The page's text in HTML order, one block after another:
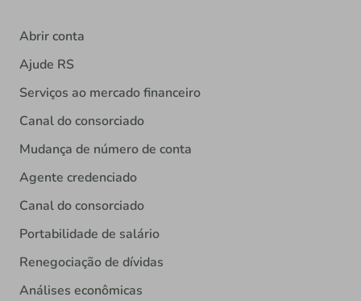
Abrir conta
Ajude RS
Serviços ao mercado financeiro
Canal do consorciado
Mudança de número de conta
Agente credenciado
Canal do consorciado
Portabilidade de salário
Renegociação de dívidas
Análises econômicas